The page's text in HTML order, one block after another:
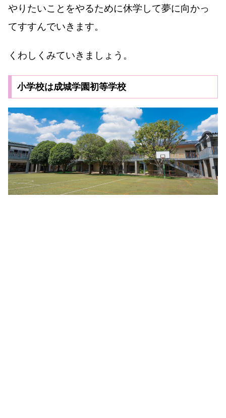
やりたいことをやるために休学して夢に向かっ
てすすんでいきます。
くわしくみていきましょう。
小学校は成城学園初等学校